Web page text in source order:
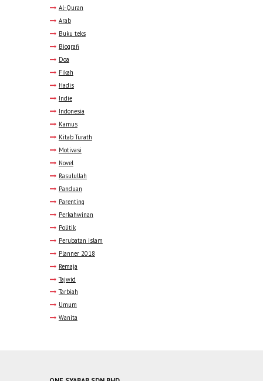
Al-Quran
Arab
Buku teks
Biografi
Doa
Fikah
Hadis
Indie
Indonesia
Kamus
Kitab Turath
Motivasi
Novel
Rasulullah
Panduan
Parenting
Perkahwinan
Politik
Perubatan islam
Planner 2018
Remaja
Tajwid
Tarbiah
Umum
Wanita